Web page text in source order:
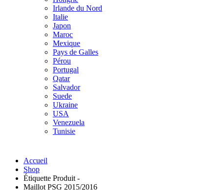
Irlande du Nord
Italie
Japon
Maroc
Mexique
Pays de Galles
Pérou
Portugal
Qatar
Salvador
Suede
Ukraine
USA
Venezuela
Tunisie
Accueil
Shop
Étiquette Produit -
Maillot PSG 2015/2016